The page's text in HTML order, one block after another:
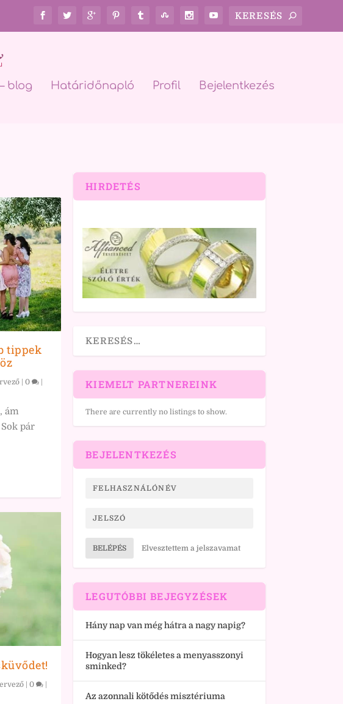
blog Határidőnapló Profil Bejelentkezés
tippek
|0
ám
pár
|0 |
HIRDETÉS
KIEMELT PARTNEREINK
There are currently no listings to show.
BEJELENTKEZÉS
BELÉPÉS Elvesztettem a jelszavamat
LEGUTÓBBI BEJEGYZÉSEK
Hány nap van még hátra a nagy napig?
Hogyan lesz tökéletes a menyasszonyi
sminked?
Az azonnali kötődés misztériuma